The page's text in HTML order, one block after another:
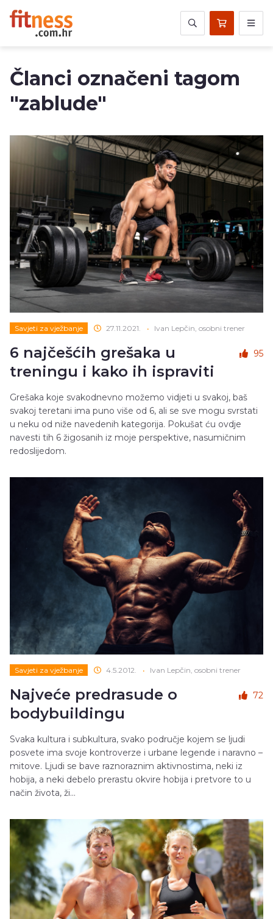
Članci označeni tagom
"zablude"
Savjeti za vježbanje 27.11.2021. • Ivan Lepčin, osobni trener
6 najčešćih grešaka u
treningu i kako ih ispraviti
95
Grešaka koje svakodnevno možemo vidjeti u svakoj, baš
svakoj teretani ima puno više od 6, ali se sve mogu svrstati
u neku od niže navedenih kategorija. Pokušat ću ovdje
navesti tih 6 žigosanih iz moje perspektive, nasumičnim
redoslijedom.
Savjeti za vježbanje 4.5.2012. • Ivan Lepčin, osobni trener
Najveće predrasude o
bodybuildingu
72
Svaka kultura i subkultura, svako područje kojem se ljudi
posvete ima svoje kontroverze i urbane legende i naravno –
mitove. Ljudi se bave raznoraznim aktivnostima, neki iz
hobija, a neki debelo prerastu okvire hobija i pretvore to u
način života, ži...